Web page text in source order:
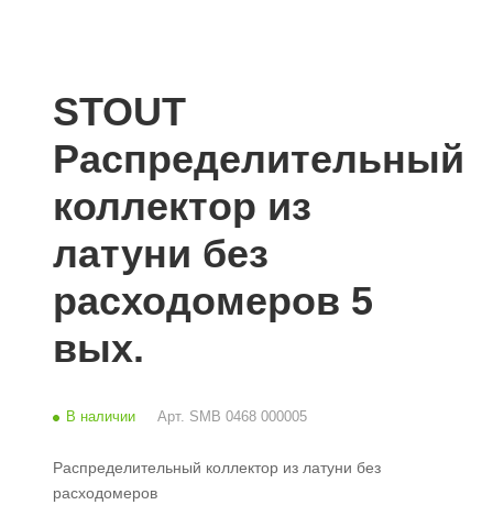
STOUT
Распределительный
коллектор из
латуни без
расходомеров 5
вых.
В наличии Арт. SMB 0468 000005
Распределительный коллектор из латуни без
расходомеров